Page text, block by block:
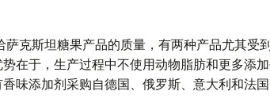
克斯坦糖果产品的质量，有两种产品尤其受
在于，生产过程中不使用动物脂肪和更多添加
味添加剂采购自德国、俄罗斯、意大利和法